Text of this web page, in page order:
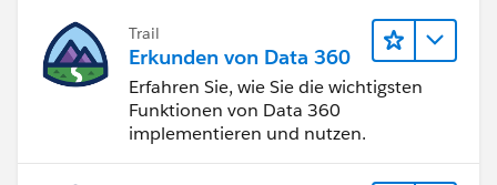
Trail
Erkunden von Data 360
Erfahren Sie, wie Sie die wichtigsten
Funktionen von Data 360
implementieren und nutzen.